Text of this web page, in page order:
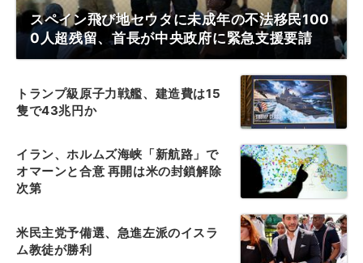
スペイン飛び地セウタに未成年の不法移民100
0人超残留、首長が中央政府に緊急支援要請
トランプ級原子力戦艦、建造費は15
隻で43兆円か
イラン、ホルムズ海峡「新航路」で
オマーンと合意 再開は米の封鎖解除
次第
米民主党予備選、急進左派のイスラ
ム教徒が勝利